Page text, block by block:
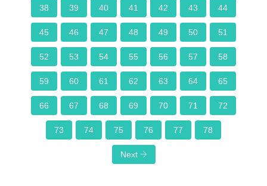
38 39 40 41 42 43 44
45 46 47 48 49 50 51
52 53 54 55 56 57 58
59 60 61 62 63 64 65
66 67 68 69 70 71 72
73 74 75 76 77 78
Next